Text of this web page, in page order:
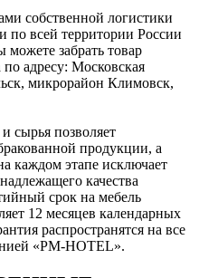
собственной логистики
всей территории России
забрать товар
по адресу: Московская
микрорайон Климовск,
сырья позволяет
продукции, а
каждом этапе исключает
качества
срок на мебель
12 месяцев календарных
распространятся на все
«PM-HOTEL».